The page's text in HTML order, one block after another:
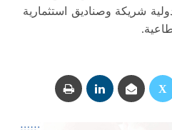
شريكة وصناديق استثمارية